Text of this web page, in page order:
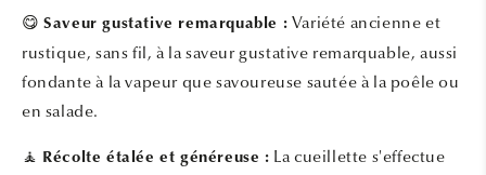
😋Saveur gustative remarquable : Variété ancienne et
rustique, sans fil, à la saveur gustative remarquable, aussi
fondante à la vapeur que savoureuse sautée à la poêle ou
en salade.
🧘 Récolte étalée et généreuse : La cueillette s'effectue